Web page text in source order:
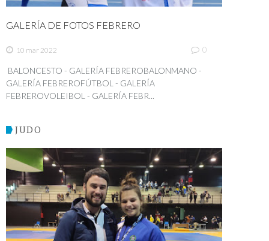
GALERÍA DE FOTOS FEBRERO
10 mar 2022 0
BALONCESTO - GALERÍA FEBREROBALONMANO -
GALERÍA FEBREROFÚTBOL - GALERÍA
FEBREROVOLEIBOL - GALERÍA FEBR...
JUDO